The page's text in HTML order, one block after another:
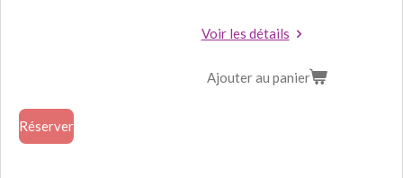
Voir les détails
Ajouter au panier
Réserver